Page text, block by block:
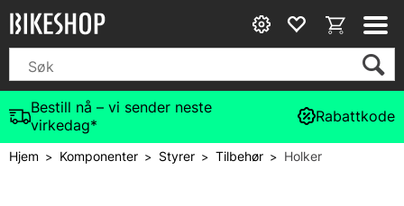
Bestill nå – vi sender neste
virkedag*
Rabattkode
Hjem> Komponenter> Styrer>Tilbehør> Holker